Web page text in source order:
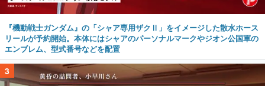
『機動戦士ガンダム』の「シャア専用ザクⅡ」をイメージした散水ホース
リールが予約開始。本体にはシャアのパーソナルマークやジオン公国軍の
エンブレム、型式番号などを配置
3